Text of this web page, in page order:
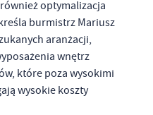
optymalizacja
burmistrz Mariusz
aranżacji,
wnętrz
które poza wysokimi
wysokie koszty